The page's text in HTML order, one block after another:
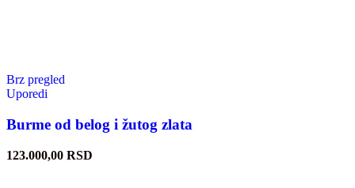
Brz pregled
Uporedi
Burme od belog i žutog zlata
123.000,00 RSD